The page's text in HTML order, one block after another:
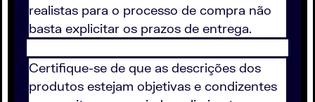
realistas para o processo de compra não
basta explicitar os prazos de entrega.
Certifique-se de que as descrições dos
produtos estejam objetivas e condizentes